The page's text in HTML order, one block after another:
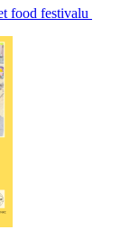
food festivalu